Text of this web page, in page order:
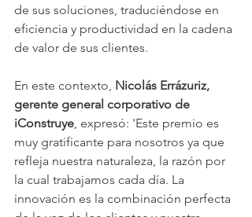
de sus soluciones, traduciéndose en
eficiencia y productividad en la cadena
de valor de sus clientes.
En este contexto, Nicolás Errázuriz,
gerente general corporativo de
iConstruye, expresó: 'Este premio es
muy gratificante para nosotros ya que
refleja nuestra naturaleza, la razón por
la cual trabajamos cada día. La
innovación es la combinación perfecta